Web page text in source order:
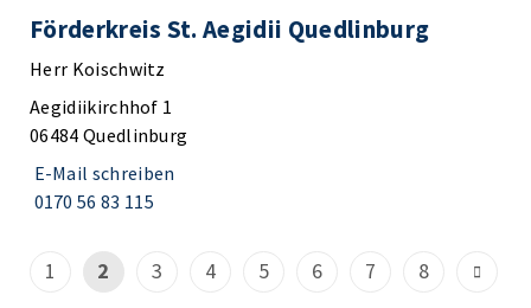
Förderkreis St. Aegidii Quedlinburg
Herr Koischwitz
Aegidiikirchhof 1
06484 Quedlinburg
E-Mail schreiben
0170 56 83 115
1 2 3 4 5 6 7 8